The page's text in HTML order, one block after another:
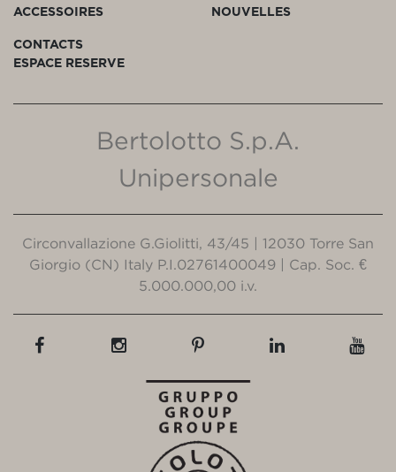
ACCESSOIRES
NOUVELLES
CONTACTS
ESPACE RESERVE
Bertolotto S.p.A.
Unipersonale
Circonvallazione G.Giolitti, 43/45 | 12030 Torre San
Giorgio (CN) Italy P.I.02761400049 | Cap. Soc. €
5.000.000,00 i.v.